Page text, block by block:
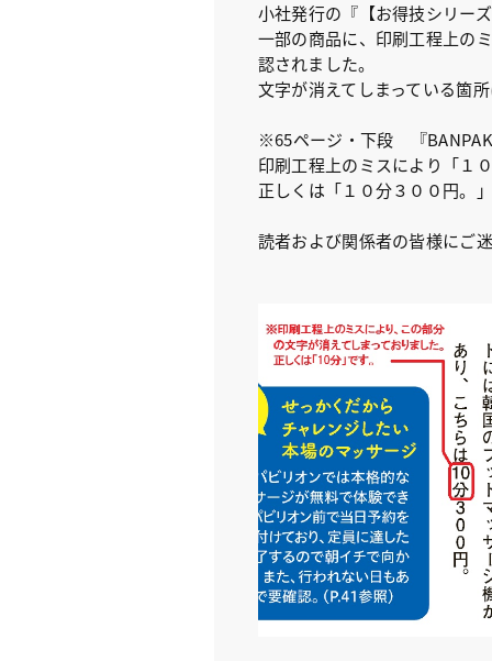
小社発行の『【お得技シリー
一部の商品に、印刷工程上の
認されました。
文字が消えてしまっている箇
※65ページ・下段 『
印刷工程上のミスにより「１
正しくは「１０分３００円。
読者および関係者の皆様にご